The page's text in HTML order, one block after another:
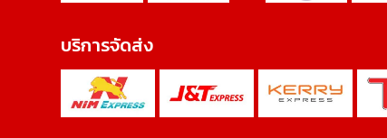
บริการจัดส่ง